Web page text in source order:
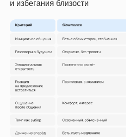
и избегания близости